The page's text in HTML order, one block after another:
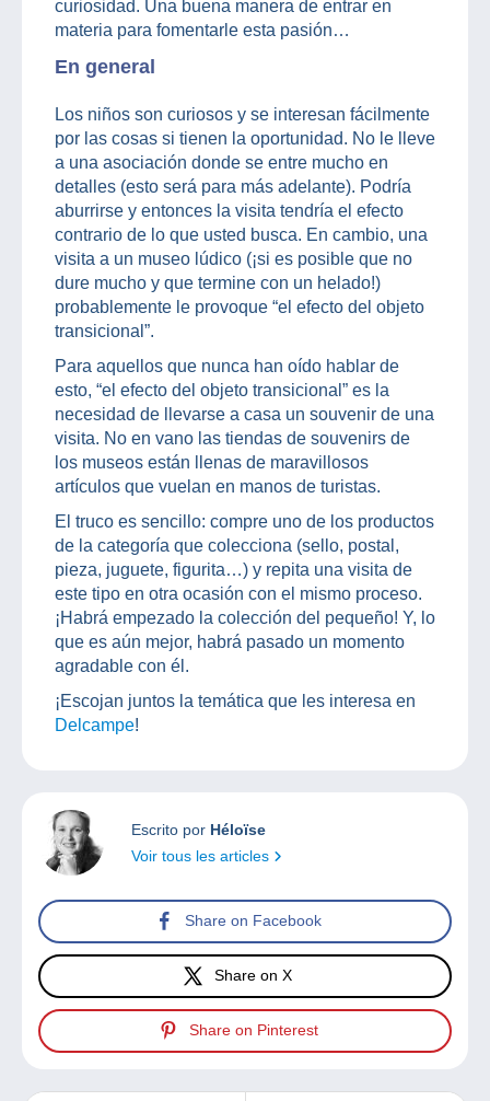
curiosidad. Una buena manera de entrar en
materia para fomentarle esta pasión…
En general
Los niños son curiosos y se interesan fácilmente
por las cosas si tienen la oportunidad. No le lleve
a una asociación donde se entre mucho en
detalles (esto será para más adelante). Podría
aburrirse y entonces la visita tendría el efecto
contrario de lo que usted busca. En cambio, una
visita a un museo lúdico (¡si es posible que no
dure mucho y que termine con un helado!)
probablemente le provoque “el efecto del objeto
transicional”.
Para aquellos que nunca han oído hablar de
esto, “el efecto del objeto transicional” es la
necesidad de llevarse a casa un souvenir de una
visita. No en vano las tiendas de souvenirs de
los museos están llenas de maravillosos
artículos que vuelan en manos de turistas.
El truco es sencillo: compre uno de los productos
de la categoría que colecciona (sello, postal,
pieza, juguete, figurita…) y repita una visita de
este tipo en otra ocasión con el mismo proceso.
¡Habrá empezado la colección del pequeño! Y, lo
que es aún mejor, habrá pasado un momento
agradable con él.
¡Escojan juntos la temática que les interesa en
Delcampe!
Escrito por Héloïse
Voir tous les articles
Share on Facebook
Share on X
Share on Pinterest